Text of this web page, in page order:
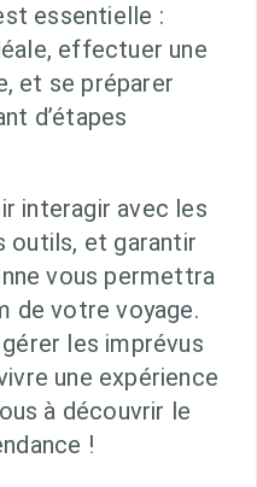
essentielle :
effectuer une
et se préparer
d’étapes
interagir avec les
outils, et garantir
vous permettra
de votre voyage.
les imprévus
une expérience
à découvrir le
!